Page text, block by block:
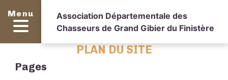
Menu
Association Départementale des
Chasseurs de Grand Gibier du Finistère
PLAN DU SITE
Pages